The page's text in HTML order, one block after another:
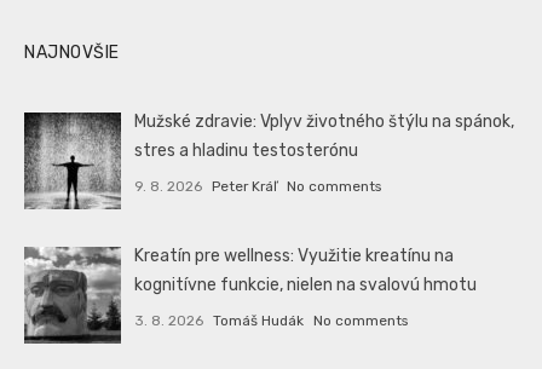
NAJNOVŠIE
Mužské zdravie: Vplyv životného štýlu na spánok,
stres a hladinu testosterónu
9. 8. 2026 Peter Kráľ No comments
Kreatín pre wellness: Využitie kreatínu na
kognitívne funkcie, nielen na svalovú hmotu
3. 8. 2026 Tomáš Hudák No comments